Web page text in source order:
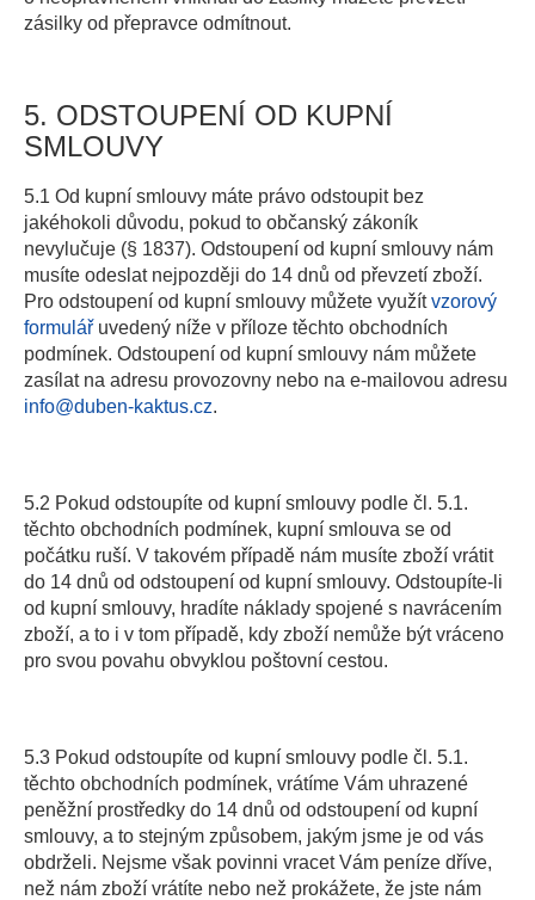
zásilky od přepravce odmítnout.
5. ODSTOUPENÍ OD KUPNÍ
SMLOUVY
5.1 Od kupní smlouvy máte právo odstoupit bez
jakéhokoli důvodu, pokud to občanský zákoník
nevylučuje (§ 1837). Odstoupení od kupní smlouvy nám
musíte odeslat nejpozději do 14 dnů od převzetí zboží.
Pro odstoupení od kupní smlouvy můžete využítvzorový
formulář uvedený níže v příloze těchto obchodních
podmínek. Odstoupení od kupní smlouvy nám můžete
zasílat na adresu provozovny nebo na e-mailovou adresu
info@duben-kaktus.cz.
5.2 Pokud odstoupíte od kupní smlouvy podle čl. 5.1.
těchto obchodních podmínek, kupní smlouva se od
počátku ruší. V takovém případě nám musíte zboží vrátit
do 14 dnů od odstoupení od kupní smlouvy. Odstoupíte-li
od kupní smlouvy, hradíte náklady spojené s navrácením
zboží, a to i v tom případě, kdy zboží nemůže být vráceno
pro svou povahu obvyklou poštovní cestou.
5.3 Pokud odstoupíte od kupní smlouvy podle čl. 5.1.
těchto obchodních podmínek, vrátíme Vám uhrazené
peněžní prostředky do 14 dnů od odstoupení od kupní
smlouvy, a to stejným způsobem, jakým jsme je od vás
obdrželi. Nejsme však povinni vracet Vám peníze dříve,
než nám zboží vrátíte nebo než prokážete, že jste nám